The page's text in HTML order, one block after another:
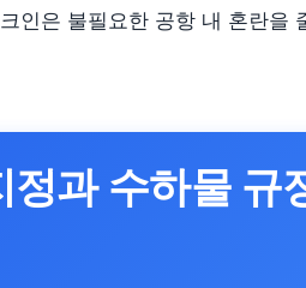
인은 불필요한 공항 내 혼란을
정과 수하물 규